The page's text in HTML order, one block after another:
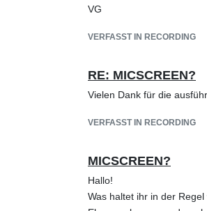
VG
VERFASST IN RECORDING
RE: MICSCREEN?
Vielen Dank für die
VERFASST IN RECORDING
MICSCREEN?
Hallo!
Was haltet ihr in der